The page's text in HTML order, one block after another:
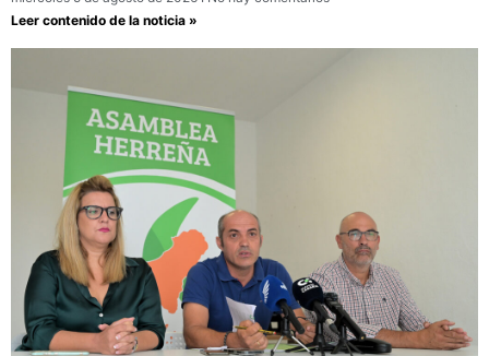
Leer contenido de la noticia »